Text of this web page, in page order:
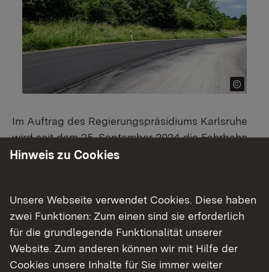
Im Auftrag des Regierungspräsidiums Karlsruhe
wird seit dem 25. September 2024 die Fahrbahn
der B 45 zwischen dem Knotenpunkt B 45 / B 37
September 2024 ).
Die Bauarbeiten werden in den nächsten Tagen
abgeschlossen, sodass die Strecke
voraussichtlich am Donnerstag, 31. Oktober 2024,
Hinweis zu Cookies
Unsere Webseite verwendet Cookies. Diese haben
zwei Funktionen: Zum einen sind sie erforderlich
für die grundlegende Funktionalität unserer
Website. Zum anderen können wir mit Hilfe der
Cookies unsere Inhalte für Sie immer weiter